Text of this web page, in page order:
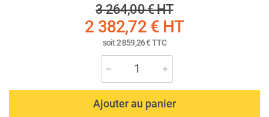
3 264,00 €HT
2 382,72 € HT
soit2 859,26 €TTC
Ajouter au panier